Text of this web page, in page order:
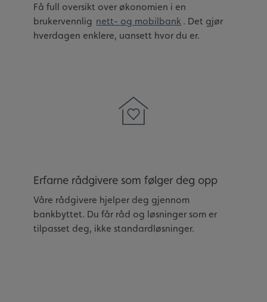
Få full oversikt over økonomien i en
brukervennlig nett- og mobilbank . Det gjør
hverdagen enklere, uansett hvor du er.
Erfarne rådgivere som følger deg opp
Våre rådgivere hjelper deg gjennom
bankbyttet. Du får råd og løsninger som er
tilpasset deg, ikke standardløsninger.